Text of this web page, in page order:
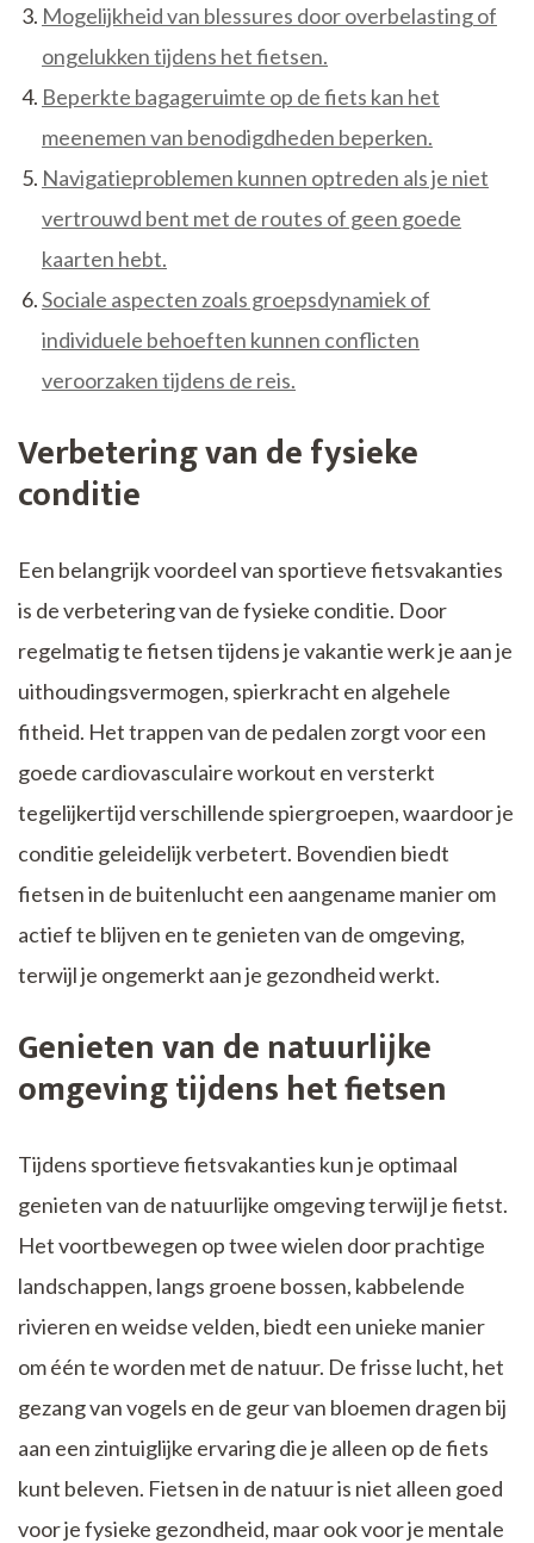
Mogelijkheid van blessures door overbelasting of
ongelukken tijdens het fietsen.
Beperkte bagageruimte op de fiets kan het
meenemen van benodigdheden beperken.
Navigatieproblemen kunnen optreden als je niet
vertrouwd bent met de routes of geen goede
kaarten hebt.
Sociale aspecten zoals groepsdynamiek of
individuele behoeften kunnen conflicten
veroorzaken tijdens de reis.
Verbetering van de fysieke
conditie
Een belangrijk voordeel van sportieve fietsvakanties
is de verbetering van de fysieke conditie. Door
regelmatig te fietsen tijdens je vakantie werk je aan je
uithoudingsvermogen, spierkracht en algehele
fitheid. Het trappen van de pedalen zorgt voor een
goede cardiovasculaire workout en versterkt
tegelijkertijd verschillende spiergroepen, waardoor je
conditie geleidelijk verbetert. Bovendien biedt
fietsen in de buitenlucht een aangename manier om
actief te blijven en te genieten van de omgeving,
terwijl je ongemerkt aan je gezondheid werkt.
Genieten van de natuurlijke
omgeving tijdens het fietsen
Tijdens sportieve fietsvakanties kun je optimaal
genieten van de natuurlijke omgeving terwijl je fietst.
Het voortbewegen op twee wielen door prachtige
landschappen, langs groene bossen, kabbelende
rivieren en weidse velden, biedt een unieke manier
om één te worden met de natuur. De frisse lucht, het
gezang van vogels en de geur van bloemen dragen bij
aan een zintuiglijke ervaring die je alleen op de fiets
kunt beleven. Fietsen in de natuur is niet alleen goed
voor je fysieke gezondheid, maar ook voor je mentale